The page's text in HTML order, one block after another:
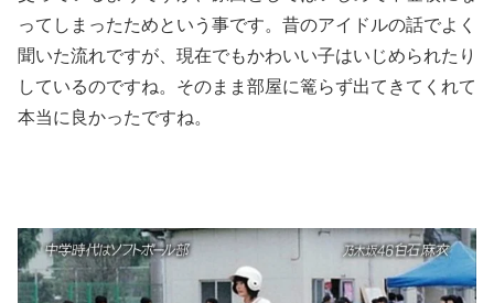
ってしまったためという事です。昔のアイドルの話でよく
聞いた流れですが、現在でもかわいい子はいじめられたり
しているのですね。そのまま部屋に篭らず出てきてくれて
本当に良かったですね。